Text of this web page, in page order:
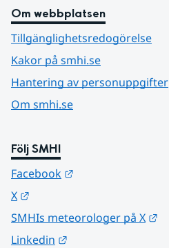
Om webbplatsen
Tillgänglighetsredogörelse
Kakor på smhi.se
Hantering av personuppgifter
Om smhi.se
Följ SMHI
Facebook
X
SMHIs meteorologer på X
Linkedin